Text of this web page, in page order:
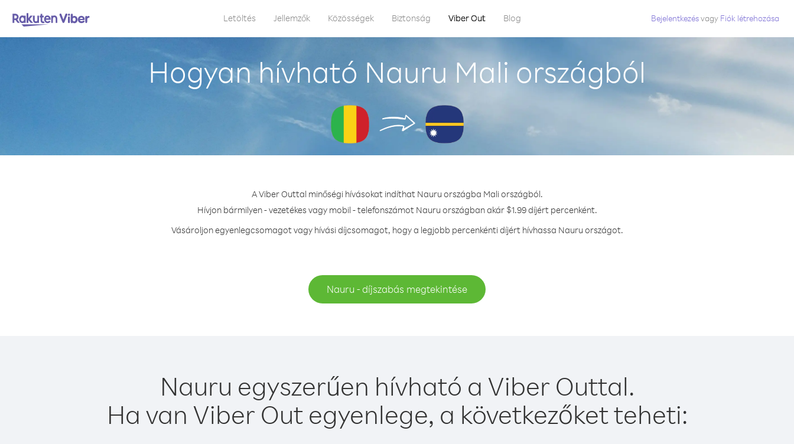
Letöltés Jellemzők Közösségek Biztonság Viber Out Blog Bejelentkezésvagy Fiók létrehozása
Hogyan hívható Nauru Mali országból
A Viber Outtal minőségi hívásokat indíthat Nauru országba Mali országból.
Hívjon bármilyen - vezetékes vagy mobil - telefonszámot Nauru országban akár $1.99 díjért percenként.
Vásároljon egyenlegcsomagot vagy hívási díjcsomagot, hogy a legjobb percenkénti díjért hívhassa Nauru országot.
Nauru - díjszabás megtekintése
Nauru egyszerűen hívható a Viber Outtal.
Ha van Viber Out egyenlege, a következőket teheti: